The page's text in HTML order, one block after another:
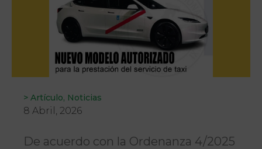
> Artículo, Noticias
8 Abril, 2026
De acuerdo con la Ordenanza 4/2025